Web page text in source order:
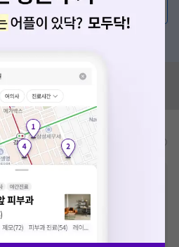
에 다양한 게시글 보러가기
나요?
비급여/급여 진료란?
의해주세요.
사평가원에 고지되어 있는 급여 진료 기준 가
비용이 추가되어, 병원마다 금액이 다르게